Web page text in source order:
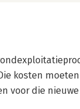
kosten
voor die